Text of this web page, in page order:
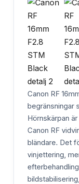
Canon RF
begränsningar
Hörnskärpan
Canon RF
bländare. Det
vinjettering,